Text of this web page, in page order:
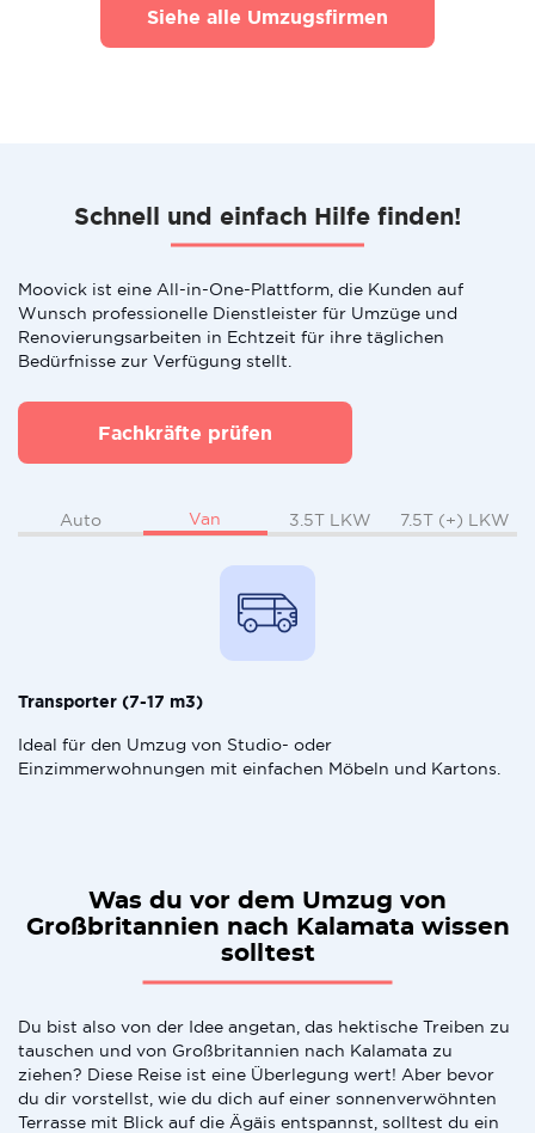
Siehe alle Umzugsfirmen
Schnell und einfach Hilfe finden!
Moovick ist eine All-in-One-Plattform, die Kunden auf
Wunsch professionelle Dienstleister für Umzüge und
Renovierungsarbeiten in Echtzeit für ihre täglichen
Bedürfnisse zur Verfügung stellt.
Fachkräfte prüfen
Auto Van 3.5T LKW 7.5T (+) LKW
Transporter (7-17 m3)
Ideal für den Umzug von Studio- oder
Einzimmerwohnungen mit einfachen Möbeln und Kartons.
Was du vor dem Umzug von
Großbritannien nach Kalamata wissen
solltest
Du bist also von der Idee angetan, das hektische Treiben zu
tauschen und von Großbritannien nach Kalamata zu
ziehen? Diese Reise ist eine Überlegung wert! Aber bevor
du dir vorstellst, wie du dich auf einer sonnenverwöhnten
Terrasse mit Blick auf die Ägäis entspannst, solltest du ein